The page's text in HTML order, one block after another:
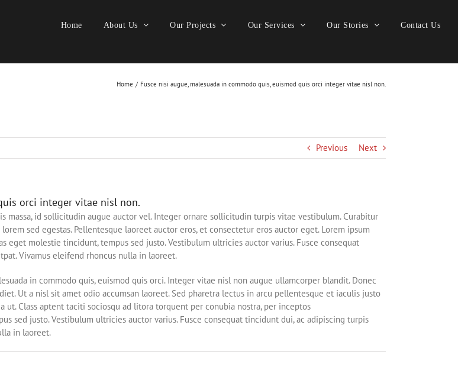
Home About Us Our Projects Our Services Our Stories Contact Us
Home Fusce nisi augue, malesuada in commodo quis, euismod quis orci integer vitae nisl non.
Previous Next
orci integer vitae nisl non.
massa, id sollicitudin augue auctor vel. Integer ornare sollicitudin turpis vitae vestibulum. Curabitur
sed egestas. Pellentesque laoreet auctor eros, et consectetur eros auctor eget. Lorem ipsum
molestie tincidunt, tempus sed justo. Vestibulum ultricies auctor varius. Fusce consequat
Vivamus eleifend rhoncus nulla in laoreet.
in commodo quis, euismod quis orci. Integer vitae nisl non augue ullamcorper blandit. Donec
Ut a nisl sit amet odio accumsan laoreet. Sed pharetra lectus in arcu pellentesque et iaculis justo
ut. Class aptent taciti sociosqu ad litora torquent per conubia nostra, per inceptos
sed justo. Vestibulum ultricies auctor varius. Fusce consequat tincidunt dui, ac adipiscing turpis
in laoreet.